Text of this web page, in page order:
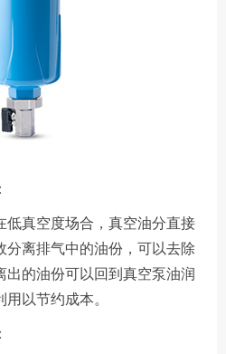
：
低真空度场合，真空油分直接
分离排气中的油份，可以去除
出的油份可以回到真空泵油润
以节约成本。
：